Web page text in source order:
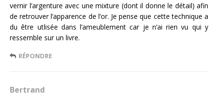
vernir l’argenture avec une mixture (dont il donne le détail) afin
de retrouver l’apparence de l’or. Je pense que cette technique a
du être utlisée dans l’ameublement car je n’ai rien vu qui y
ressemble sur un livre.
RÉPONDRE
Bertrand